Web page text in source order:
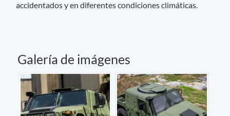
accidentados y en diferentes condiciones climáticas.
Galería de imágenes